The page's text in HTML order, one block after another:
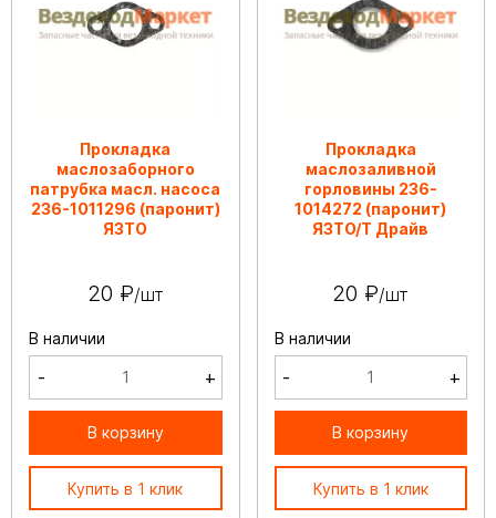
Прокладка
маслозаборного
патрубка масл. насоса
236-1011296 (паронит)
ЯЗТО
20 ₽/шт
В наличии
- +
В корзину
Купить в 1 клик
Прокладка
маслозаливной
горловины 236-
1014272 (паронит)
ЯЗТО/Т Драйв
20 ₽/шт
В наличии
- +
В корзину
Купить в 1 клик